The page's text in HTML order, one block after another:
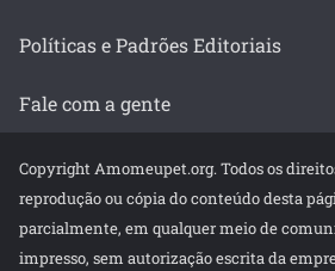
Políticas e Padrões Editoriais
Fale com a gente
Copyright Amomeupet.org. Todos os
reprodução ou cópia do conteúdo desta
parcialmente, em qualquer meio de
impresso, sem autorização escrita da